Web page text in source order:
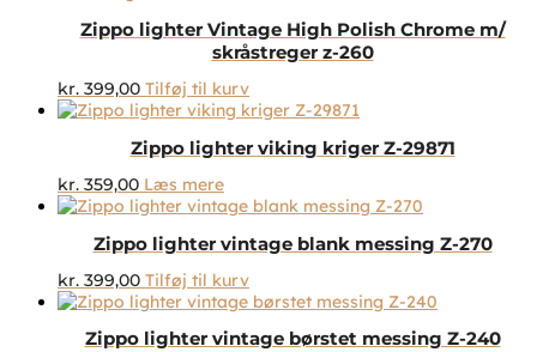
Zippo lighter Vintage High Polish Chrome m/
skråstreger z-260
kr. 399,00 Tilføj til kurv
Zippo lighter viking kriger Z-29871
kr. 359,00 Læs mere
Zippo lighter vintage blank messing Z-270
kr. 399,00 Tilføj til kurv
Zippo lighter vintage børstet messing Z-240